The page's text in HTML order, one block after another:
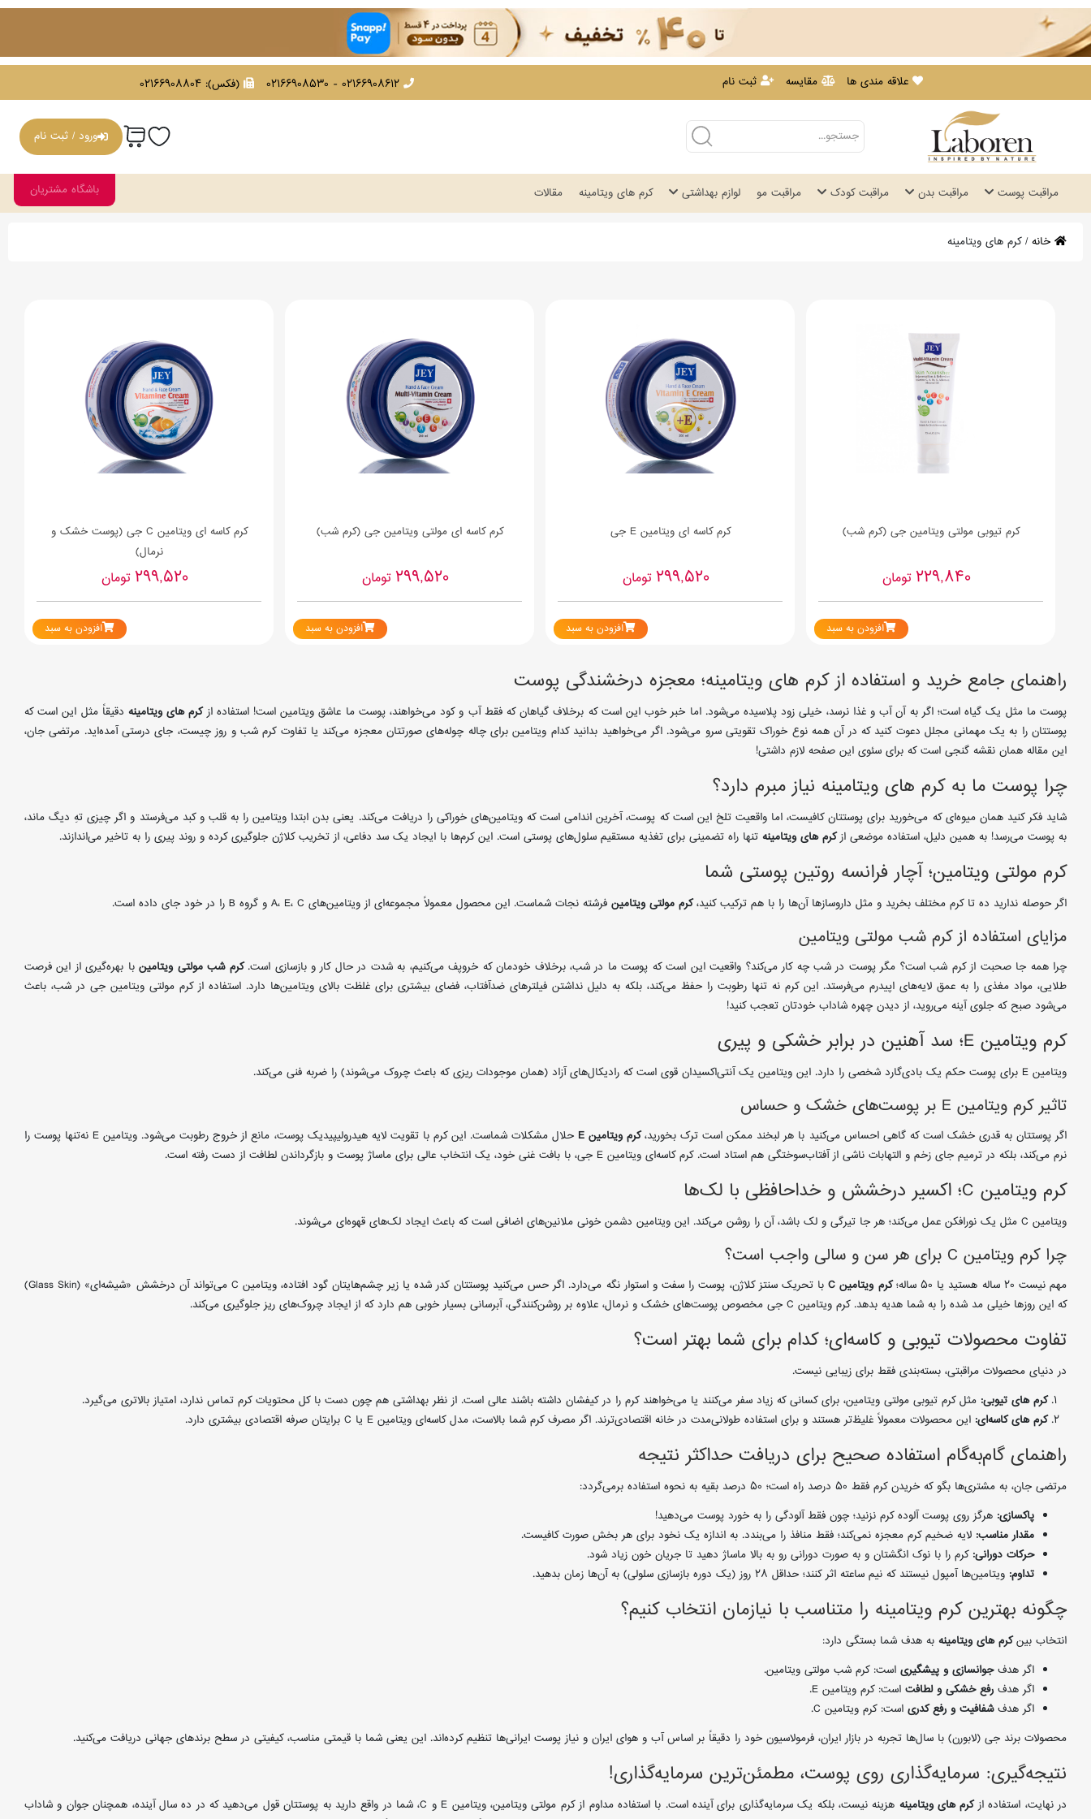
علاقه مندی ها مقایسه ثبت نام 02166908612 - 02166908530 (فکس): 02166908804
ورود / ثبت نام
مراقبت پوست مراقبت بدن مراقبت کودک مراقبت مو لوازم بهداشتی کرم های ویتامینه مقالات باشگاه مشتریان
خانه/کرم های ویتامینه
کرم تیوبی مولتی ویتامین جی (کرم شب)
229,840تومان
افزودن به سبد
کرم کاسه ای ویتامین E جی
299,520تومان
افزودن به سبد
کرم کاسه ای مولتی ویتامین جی (کرم شب)
299,520تومان
افزودن به سبد
کرم کاسه ای ویتامین C جی (پوست خشک و
نرمال)
299,520تومان
افزودن به سبد
راهنمای جامع خرید و استفاده از کرم های ویتامینه؛ معجزه درخشندگی پوست
پوست ما مثل یک گیاه است؛ اگر به آن آب و غذا نرسد، خیلی زود پلاسیده می‌شود. اما خبر خوب این است که برخلاف گیاهان که فقط آب و کود می‌خواهند، پوست ما عاشق ویتامین است! استفاده ازکرم های ویتامینه دقیقاً مثل این است که
پوستتان را به یک مهمانی مجلل دعوت کنید که در آن همه نوع خوراک تقویتی سرو می‌شود. اگر می‌خواهید بدانید کدام ویتامین برای چاله چوله‌های صورتتان معجزه می‌کند یا تفاوت کرم شب و روز چیست، جای درستی آمده‌اید. مرتضی جان،
این مقاله همان نقشه گنجی است که برای سئوی این صفحه لازم داشتی!
چرا پوست ما به کرم های ویتامینه نیاز مبرم دارد؟
شاید فکر کنید همان میوه‌ای که می‌خورید برای پوستتان کافیست، اما واقعیت تلخ این است که پوست، آخرین اندامی است که ویتامین‌های خوراکی را دریافت می‌کند. یعنی بدن ابتدا ویتامین را به قلب و کبد می‌فرستد و اگر چیزی تهِ دیگ ماند،
به پوست می‌رسد! به همین دلیل، استفاده موضعی ازکرم های ویتامینه تنها راه تضمینی برای تغذیه مستقیم سلول‌های پوستی است. این کرم‌ها با ایجاد یک سد دفاعی، از تخریب کلاژن جلوگیری کرده و روند پیری را به تاخیر می‌اندازند.
کرم مولتی ویتامین؛ آچار فرانسه روتین پوستی شما
اگر حوصله ندارید ده تا کرم مختلف بخرید و مثل داروسازها آن‌ها را با هم ترکیب کنید،کرم مولتی ویتامین فرشته نجات شماست. این محصول معمولاً مجموعه‌ای از ویتامین‌های A، E، C و گروه B را در خود جای داده است.
مزایای استفاده از کرم شب مولتی ویتامین
چرا همه جا صحبت از کرم شب است؟ مگر پوست در شب چه کار می‌کند؟ واقعیت این است که پوست ما در شب، برخلاف خودمان که خروپف می‌کنیم، به شدت در حال کار و بازسازی است.کرم شب مولتی ویتامینبا بهره‌گیری از این فرصت
طلایی، مواد مغذی را به عمق لایه‌های اپیدرم می‌فرستد. این کرم نه تنها رطوبت را حفظ می‌کند، بلکه به دلیل نداشتن فیلترهای ضدآفتاب، فضای بیشتری برای غلظت بالای ویتامین‌ها دارد. استفاده از کرم مولتی ویتامین جی در شب، باعث
می‌شود صبح که جلوی آینه می‌روید، از دیدن چهره شاداب خودتان تعجب کنید!
کرم ویتامین E؛ سد آهنین در برابر خشکی و پیری
ویتامین E برای پوست حکم یک بادی‌گارد شخصی را دارد. این ویتامین یک آنتی‌اکسیدان قوی است که رادیکال‌های آزاد (همان موجودات ریزی که باعث چروک می‌شوند) را ضربه فنی می‌کند.
تاثیر کرم ویتامین E بر پوست‌های خشک و حساس
اگر پوستتان به قدری خشک است که گاهی احساس می‌کنید با هر لبخند ممکن است ترک بخورید،کرم ویتامین E
حلال مشکلات شماست. این کرم با تقویت لایه هیدرولیپیدیک پوست، مانع از خروج رطوبت می‌شود. ویتامین E نه‌تنها پوست را
نرم می‌کند، بلکه در ترمیم جای زخم و التهابات ناشی از آفتاب‌سوختگی هم استاد است. کرم کاسه‌ای ویتامین E جی، با بافت غنی خود، یک انتخاب عالی برای ماساژ پوست و بازگرداندن لطافت از دست رفته است.
کرم ویتامین C؛ اکسیر درخشش و خداحافظی با لک‌ها
ویتامین C مثل یک نورافکن عمل می‌کند؛ هر جا تیرگی و لک باشد، آن را روشن می‌کند. این ویتامین دشمن خونی ملانین‌های اضافی است که باعث ایجاد لک‌های قهوه‌ای می‌شوند.
چرا کرم ویتامین C برای هر سن و سالی واجب است؟
مهم نیست ۲۰ ساله هستید یا ۵۰ ساله؛ کرم ویتامین C
با تحریک سنتز کلاژن، پوست را سفت و استوار نگه می‌دارد. اگر حس می‌کنید پوستتان کدر شده یا زیر چشم‌هایتان گود افتاده، ویتامین C می‌تواند آن درخشش «شیشه‌ای» (Glass Skin)
که این روزها خیلی مد شده را به شما هدیه بدهد. کرم ویتامین C جی مخصوص پوست‌های خشک و نرمال، علاوه بر روشن‌کنندگی، آبرسانی بسیار خوبی هم دارد که از ایجاد چروک‌های ریز جلوگیری می‌کند.
تفاوت محصولات تیوبی و کاسه‌ای؛ کدام برای شما بهتر است؟
در دنیای محصولات مراقبتی، بسته‌بندی فقط برای زیبایی نیست.
کرم های تیوبی: مثل کرم تیوبی مولتی ویتامین، برای کسانی که زیاد سفر می‌کنند یا می‌خواهند کرم را در کیفشان داشته باشند عالی است. از نظر بهداشتی هم چون دست با کل محتویات کرم تماس ندارد، امتیاز بالاتری می‌گیرد.
کرم های کاسه‌ای: این محصولات معمولاً غلیظ‌تر هستند و برای استفاده طولانی‌مدت در خانه اقتصادی‌ترند. اگر مصرف کرم شما بالاست، مدل کاسه‌ای ویتامین E یا C برایتان صرفه اقتصادی بیشتری دارد.
راهنمای گام‌به‌گام استفاده صحیح برای دریافت حداکثر نتیجه
مرتضی جان، به مشتری‌ها بگو که خریدن کرم فقط ۵۰ درصد راه است؛ ۵۰ درصد بقیه به نحوه استفاده برمی‌گردد:
پاکسازی: هرگز روی پوست آلوده کرم نزنید؛ چون فقط آلودگی را به خورد پوست می‌دهید!
مقدار مناسب: لایه ضخیم کرم معجزه نمی‌کند؛ فقط منافذ را می‌بندد. به اندازه یک نخود برای هر بخش صورت کافیست.
حرکات دورانی: کرم را با نوک انگشتان و به صورت دورانی رو به بالا ماساژ دهید تا جریان خون زیاد شود.
تداوم: ویتامین‌ها آمپول نیستند که نیم ساعته اثر کنند؛ حداقل ۲۸ روز (یک دوره بازسازی سلولی) به آن‌ها زمان بدهید.
چگونه بهترین کرم ویتامینه را متناسب با نیازمان انتخاب کنیم؟
انتخاب بینکرم های ویتامینه به هدف شما بستگی دارد:
اگر هدفجوانسازی و پیشگیری است: کرم شب مولتی ویتامین.
اگر هدف رفع خشکی و لطافت است: کرم ویتامین E.
اگر هدفشفافیت و رفع کدری است: کرم ویتامین C.
محصولات برند جی (لابورن) با سال‌ها تجربه در بازار ایران، فرمولاسیون خود را دقیقاً بر اساس آب و هوای ایران و نیاز پوست ایرانی‌ها تنظیم کرده‌اند. این یعنی شما با قیمتی مناسب، کیفیتی در سطح برندهای جهانی دریافت می‌کنید.
نتیجه‌گیری: سرمایه‌گذاری روی پوست، مطمئن‌ترین سرمایه‌گذاری!
در نهایت، استفاده ازکرم های ویتامینه
هزینه نیست، بلکه یک سرمایه‌گذاری برای آینده است. با استفاده مداوم از کرم مولتی ویتامین، ویتامین E و C، شما در واقع دارید به پوستتان قول می‌دهید که در ده سال آینده، همچنان جوان و شاداب